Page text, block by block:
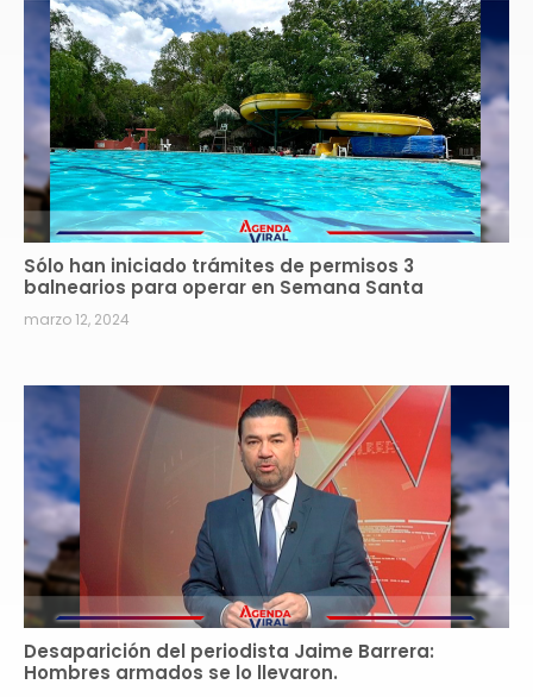
Sólo han iniciado trámites de permisos 3
balnearios para operar en Semana Santa
marzo 12, 2024
Desaparición del periodista Jaime Barrera:
Hombres armados se lo llevaron.